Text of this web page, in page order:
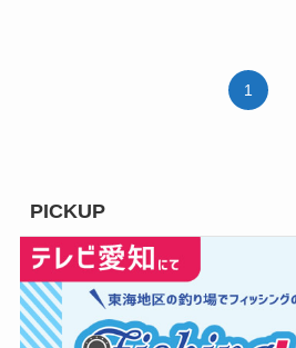
1
PICKUP